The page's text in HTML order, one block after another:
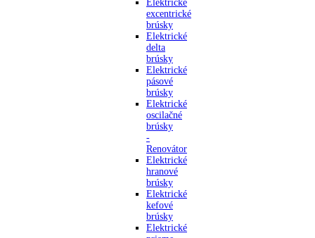
Elektrické
excentrické
brúsky
Elektrické
delta
brúsky
Elektrické
pásové
brúsky
Elektrické
oscilačné
brúsky
-
Renovátor
Elektrické
hranové
brúsky
Elektrické
kefové
brúsky
Elektrické